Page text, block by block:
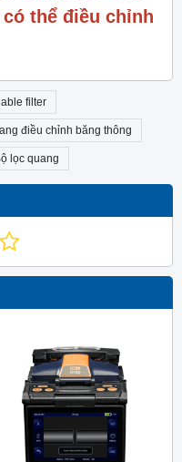
thể điều chỉnh
filter
điều chỉnh băng thông
lọc quang